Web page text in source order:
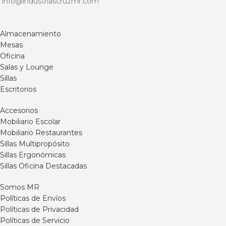
del envío .
Envíos / Entregas (8) a (15) días
hábiles * sujeto a destino y
disponibilidad de producto.
Para información adicional o
compras por cantidad por
línea de atención en Bogotá
al 6012401844 o vía
WhatsApp 3102555723 / 321
2327975.
Almacenamiento
Mesas
Oficina
Salas y Lounge
Sillas
Escritorios
Accesorios
Mobiliario Escolar
Mobiliario Restaurantes
Sillas Multipropósito
Sillas Ergonómicas
Sillas Oficina Destacadas
Somos MR
Políticas de Envíos
Políticas de Privacidad
Políticas de Servicio